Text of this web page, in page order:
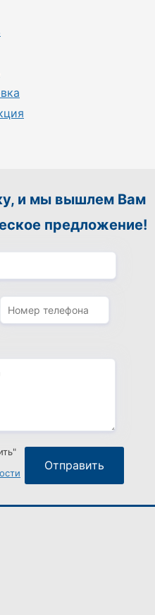
и мы вышлем Вам
предложение!